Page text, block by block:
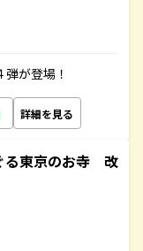
が登場！
詳細を見る
る東京のお寺 改